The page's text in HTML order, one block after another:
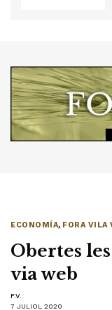
ECONOMÍA, FORA VILA
Obertes
via web
F.V.
7 JULIOL 2020